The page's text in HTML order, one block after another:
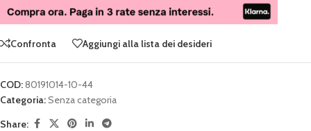
Confronta Aggiungi alla lista dei desideri
COD:80191014-10-44
Categoria:Senza categoria
Share: